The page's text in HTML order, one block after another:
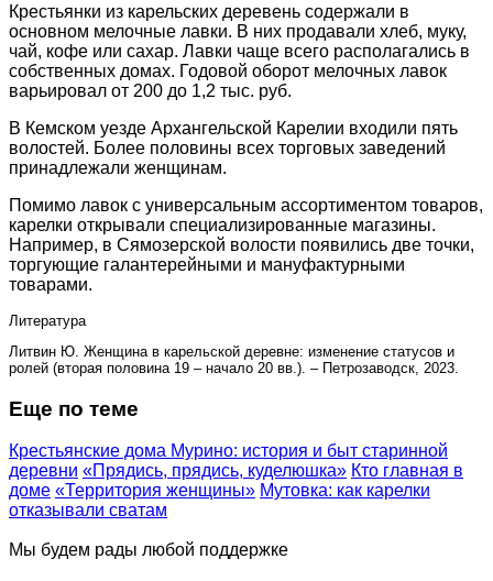
Крестьянки из карельских деревень содержали в
основном мелочные лавки. В них продавали хлеб, муку,
чай, кофе или сахар. Лавки чаще всего располагались в
собственных домах. Годовой оборот мелочных лавок
варьировал от 200 до 1,2 тыс. руб.
В Кемском уезде Архангельской Карелии входили пять
волостей. Более половины всех торговых заведений
принадлежали женщинам.
Помимо лавок с универсальным ассортиментом товаров,
карелки открывали специализированные магазины.
Например, в Сямозерской волости появились две точки,
торгующие галантерейными и мануфактурными
товарами.
Литература
Литвин Ю. Женщина в карельской деревне: изменение статусов и
ролей (вторая половина 19 – начало 20 вв.). – Петрозаводск, 2023.
Еще по теме
Крестьянские дома Мурино: история и быт старинной
деревни «Прядись, прядись, куделюшка» Кто главная в
доме «Территория женщины» Мутовка: как карелки
отказывали сватам
Мы будем рады любой поддержке